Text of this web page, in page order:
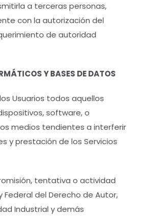
a terceras personas,
con la autorización del
de autoridad
Y BASES DE DATOS
Usuarios todos aquellos
software, o
medios tendientes a interferir
y prestación de los Servicios
tentativa o actividad
Federal del Derecho de Autor,
Industrial y demás